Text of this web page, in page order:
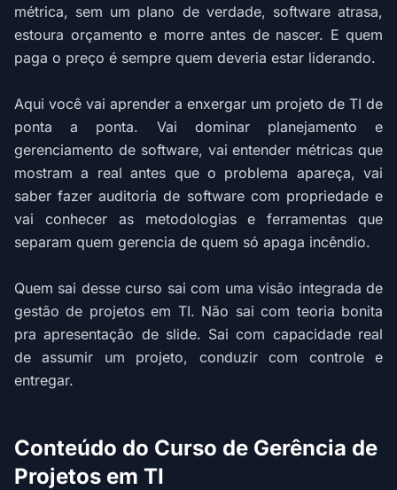
métrica, sem um plano de verdade, software atrasa,
estoura orçamento e morre antes de nascer. E quem
paga o preço é sempre quem deveria estar liderando.
Aqui você vai aprender a enxergar um projeto de TI de
ponta a ponta. Vai dominar planejamento e
gerenciamento de software, vai entender métricas que
mostram a real antes que o problema apareça, vai
saber fazer auditoria de software com propriedade e
vai conhecer as metodologias e ferramentas que
separam quem gerencia de quem só apaga incêndio.
Quem sai desse curso sai com uma visão integrada de
gestão de projetos em TI. Não sai com teoria bonita
pra apresentação de slide. Sai com capacidade real
de assumir um projeto, conduzir com controle e
entregar.
Conteúdo do Curso de Gerência de
Projetos em TI